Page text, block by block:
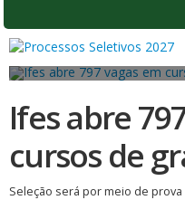
Ifes abre
cursos de
Seleção será por meio de